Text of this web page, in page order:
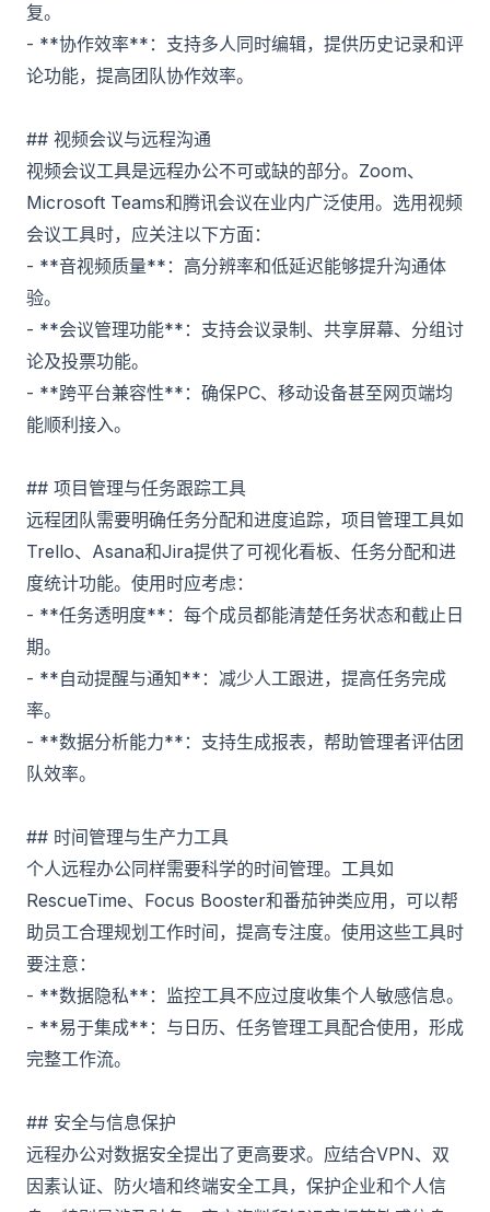
复。
- **协作效率**：支持多人同时编辑，提供历史记录和评
论功能，提高团队协作效率。
## 视频会议与远程沟通
视频会议工具是远程办公不可或缺的部分。Zoom、
Microsoft Teams和腾讯会议在业内广泛使用。选用视频
会议工具时，应关注以下方面：
- **音视频质量**：高分辨率和低延迟能够提升沟通体
验。
- **会议管理功能**：支持会议录制、共享屏幕、分组讨
论及投票功能。
- **跨平台兼容性**：确保PC、移动设备甚至网页端均
能顺利接入。
## 项目管理与任务跟踪工具
远程团队需要明确任务分配和进度追踪，项目管理工具如
Trello、Asana和Jira提供了可视化看板、任务分配和进
度统计功能。使用时应考虑：
- **任务透明度**：每个成员都能清楚任务状态和截止日
期。
- **自动提醒与通知**：减少人工跟进，提高任务完成
率。
- **数据分析能力**：支持生成报表，帮助管理者评估团
队效率。
## 时间管理与生产力工具
个人远程办公同样需要科学的时间管理。工具如
RescueTime、Focus Booster和番茄钟类应用，可以帮
助员工合理规划工作时间，提高专注度。使用这些工具时
要注意：
- **数据隐私**：监控工具不应过度收集个人敏感信息。
- **易于集成**：与日历、任务管理工具配合使用，形成
完整工作流。
## 安全与信息保护
远程办公对数据安全提出了更高要求。应结合VPN、双
因素认证、防火墙和终端安全工具，保护企业和个人信